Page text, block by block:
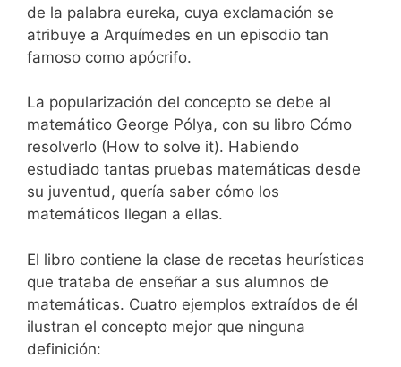
de la palabra eureka, cuya exclamación se
atribuye a Arquímedes en un episodio tan
famoso como apócrifo.
La popularización del concepto se debe al
matemático George Pólya, con su libro Cómo
resolverlo (How to solve it). Habiendo
estudiado tantas pruebas matemáticas desde
su juventud, quería saber cómo los
matemáticos llegan a ellas.
El libro contiene la clase de recetas heurísticas
que trataba de enseñar a sus alumnos de
matemáticas. Cuatro ejemplos extraídos de él
ilustran el concepto mejor que ninguna
definición: